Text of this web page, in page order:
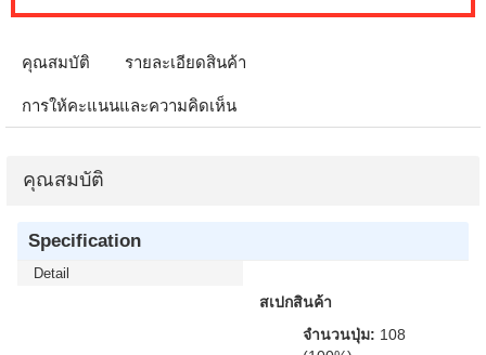
คุณสมบัติ รายละเอียดสินค้า
การให้คะแนนและความคิดเห็น
คุณสมบัติ
Specification
Detail
สเปกสินค้า
จำนวนปุ่ม: 108